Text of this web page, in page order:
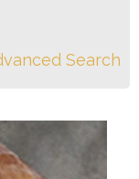
Search